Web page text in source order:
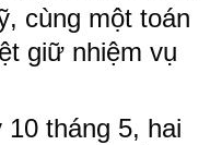
cùng một toán
giữ nhiệm vụ
tháng 5, hai